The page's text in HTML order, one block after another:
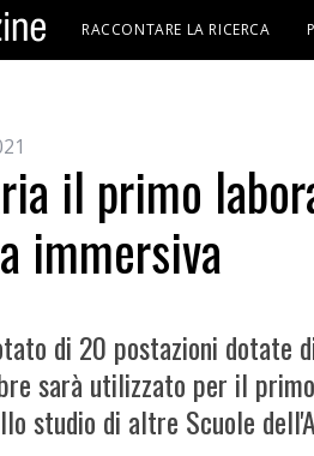
RACCONTARE LA RICERCA
il primo
immersiva
di 20 postazioni dotate
sarà utilizzato per il
studio di altre Scuole